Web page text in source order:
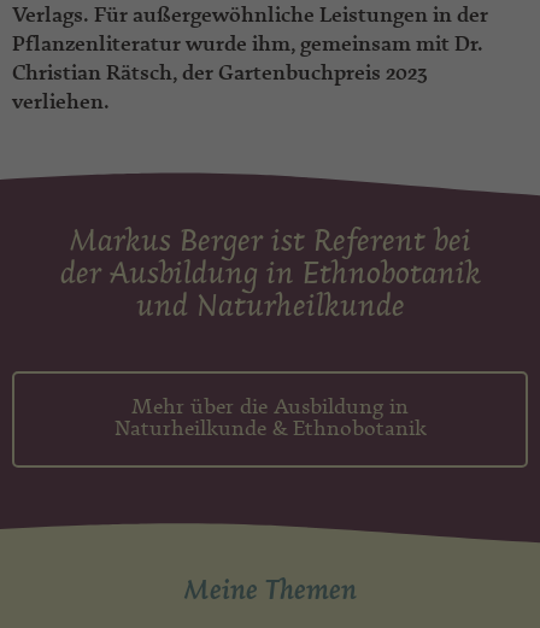
Verlags. Für außergewöhnliche Leistungen in der
Pflanzenliteratur wurde ihm, gemeinsam mit Dr.
Christian Rätsch, der Gartenbuchpreis 2023
verliehen.
Markus Berger ist Referent bei
der Ausbildung in Ethnobotanik
und Naturheilkunde
Mehr über die Ausbildung in
Naturheilkunde & Ethnobotanik
Meine Themen